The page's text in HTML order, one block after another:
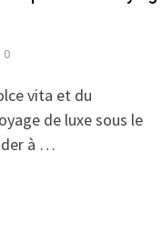
0
vita et du
de luxe sous le
à …